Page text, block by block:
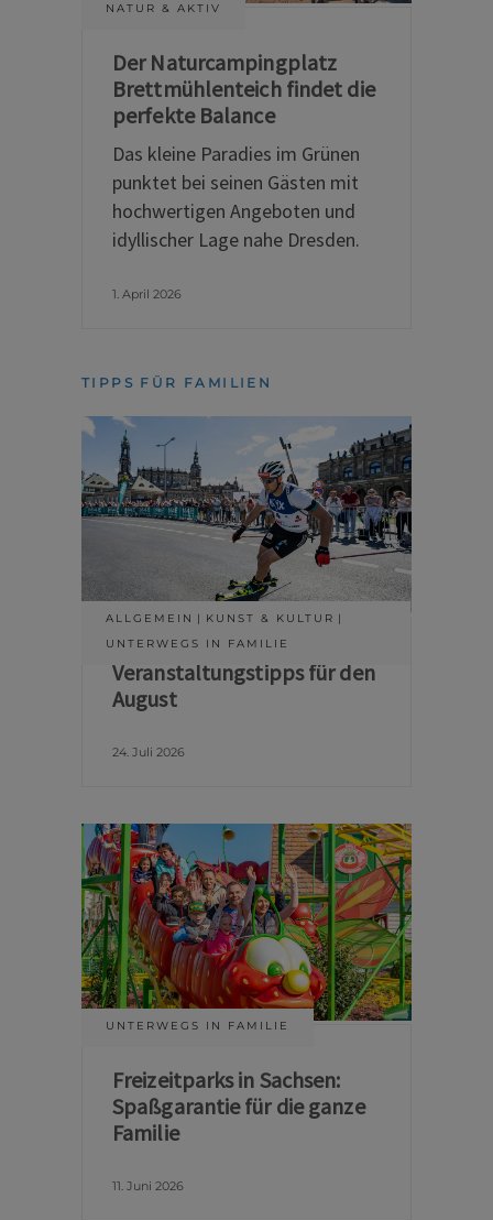
NATUR & AKTIV
Der Naturcampingplatz
Brettmühlenteich findet die
perfekte Balance
Das kleine Paradies im Grünen
punktet bei seinen Gästen mit
hochwertigen Angeboten und
idyllischer Lage nahe Dresden.
1. April 2026
TIPPS FÜR FAMILIEN
ALLGEMEIN
KUNST & KULTUR
UNTERWEGS IN FAMILIE
Veranstaltungstipps für den
August
24. Juli 2026
UNTERWEGS IN FAMILIE
Freizeitparks in Sachsen:
Spaßgarantie für die ganze
Familie
11. Juni 2026